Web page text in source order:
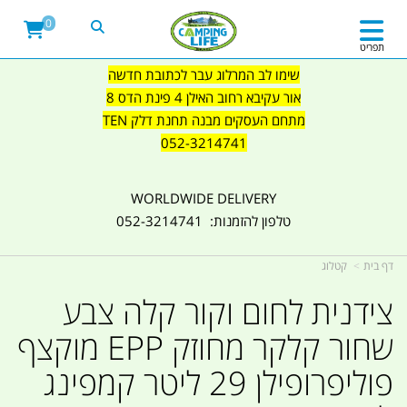
שימו לב המרלוג עבר לכתובת חדשה
אור עקיבא רחוב האילן 4 פינת הדס 8
מתחם העסקים מבנה תחנת דלק TEN
052-3214741
WORLDWIDE DELIVERY
טלפון להזמנות: 052-3214741
תפריט
0
דף בית קטלוג
צידנית לחום וקור קלה צבע
שחור קלקר מחוזק EPP מוקצף
פוליפרופילן 29 ליטר קמפינג